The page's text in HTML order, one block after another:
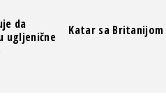
da
ugljenične
Katar sa